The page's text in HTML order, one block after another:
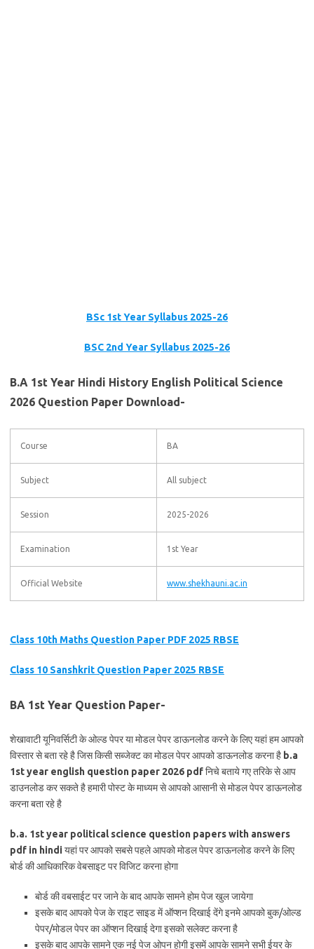
BSc 1st Year Syllabus 2025-26
BSC 2nd Year Syllabus 2025-26
B.A 1st Year Hindi History English Political Science
2026 Question Paper Download-
Course BA
Subject All subject
Session 2025-2026
Examination 1st Year
Official Website www.shekhauni.ac.in
Class 10th Maths Question Paper PDF 2025 RBSE
Class 10 Sanshkrit Question Paper 2025 RBSE
BA 1st Year Question Paper-
शेखावाटी यूनिवर्सिटी के ओल्ड पेपर या मोडल पेपर डाऊनलोड करने के लिए यहां हम आपको
विस्तार से बता रहे है जिस किसी सब्जेक्ट का मोडल पेपर आपको डाऊनलोड करना है b.a
1st year english question paper 2026 pdfनिचे बताये गए तरिके से आप
डाउनलोड कर सकते है हमारी पोस्ट के माध्यम से आपको आसानी से मोडल पेपर डाऊनलोड
करना बता रहे है
b.a. 1st year political science question papers with answers
pdf in hindiयहां पर आपको सबसे पहले आपको मोडल पेपर डाऊनलोड करने के लिए
बोर्ड की आधिकारिक वेबसाइट पर विजिट करना होगा
बोर्ड की वबसाईट पर जाने के बाद आपके सामने होम पेज खुल जायेगा
इसके बाद आपको पेज के राइट साइड में ऑप्शन दिखाई देंगे इनमे आपको बुक/ओल्ड
पेपर/मोडल पेपर का ऑप्शन दिखाई देगा इसको सलेक्ट करना है
इसके बाद आपके सामने एक नई पेज ओपन होगी इसमें आपके सामने सभी ईयर के